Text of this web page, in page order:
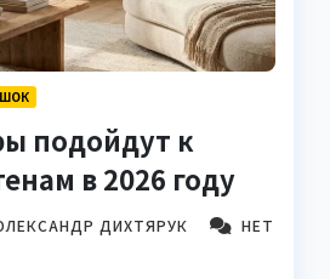
подойдут к
в 2026 году
ДИХТЯРУК
НЕТ